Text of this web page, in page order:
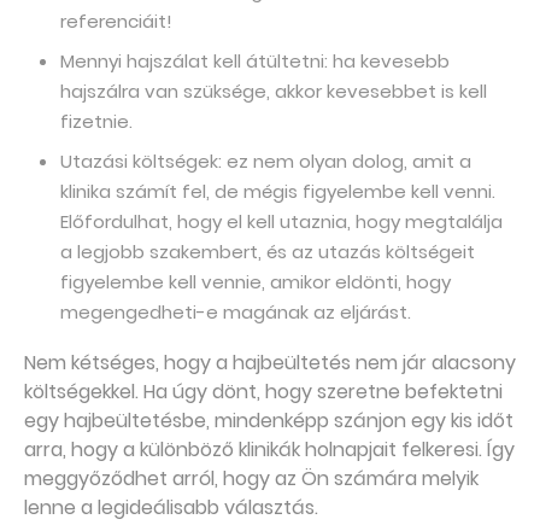
referenciáit!
Mennyi hajszálat kell átültetni: ha kevesebb
hajszálra van szüksége, akkor kevesebbet is kell
fizetnie.
Utazási költségek: ez nem olyan dolog, amit a
klinika számít fel, de mégis figyelembe kell venni.
Előfordulhat, hogy el kell utaznia, hogy megtalálja
a legjobb szakembert, és az utazás költségeit
figyelembe kell vennie, amikor eldönti, hogy
megengedheti-e magának az eljárást.
Nem kétséges, hogy a hajbeültetés nem jár alacsony
költségekkel. Ha úgy dönt, hogy szeretne befektetni
egy hajbeültetésbe, mindenképp szánjon egy kis időt
arra, hogy a különböző klinikák holnapjait felkeresi. Így
meggyőződhet arról, hogy az Ön számára melyik
lenne a legideálisabb választás.